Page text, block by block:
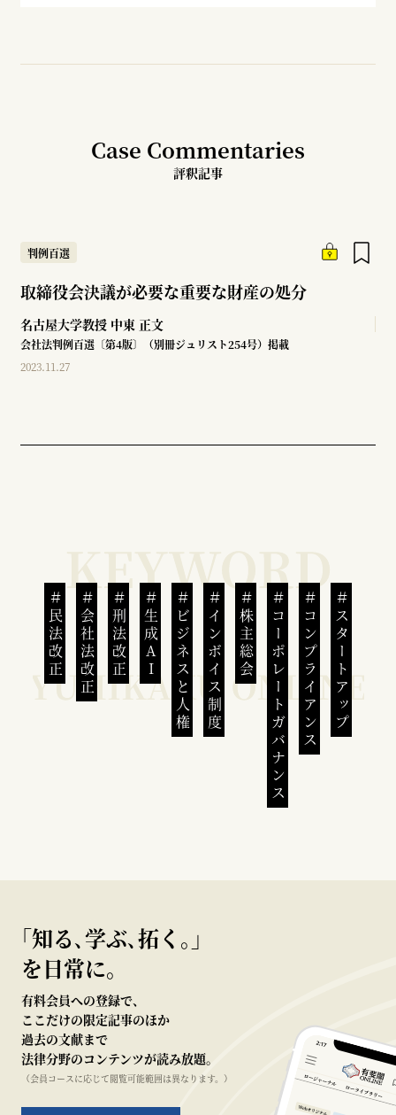
Case Commentaries
評釈記事
判例百選
取締役会決議が必要な重要な財産の処分
名古屋大学教授 中東 正文
会社法判例百選〔第4版〕（別冊ジュリスト254号）掲載
2023.11.27
民法改正 会社法改正 刑法改正 生成AI ビジネスと人権インボイス制度 株主総会 コーポレートガバナンスコンプライアンススタートアップ
｢知る､学ぶ､拓く｡｣
を日常に。
有料会員への登録で、
ここだけの限定記事のほか
過去の文献まで
法律分野のコンテンツが読み放題。
（会員コースに応じて閲覧可能範囲は異なります。）